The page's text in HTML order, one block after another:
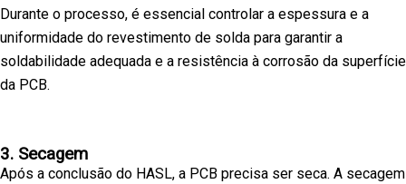
Durante o processo, é essencial controlar a espessura e a
uniformidade do revestimento de solda para garantir a
soldabilidade adequada e a resistência à corrosão da superfície
da PCB.
3. Secagem
Após a conclusão do HASL, a PCB precisa ser seca. A secagem